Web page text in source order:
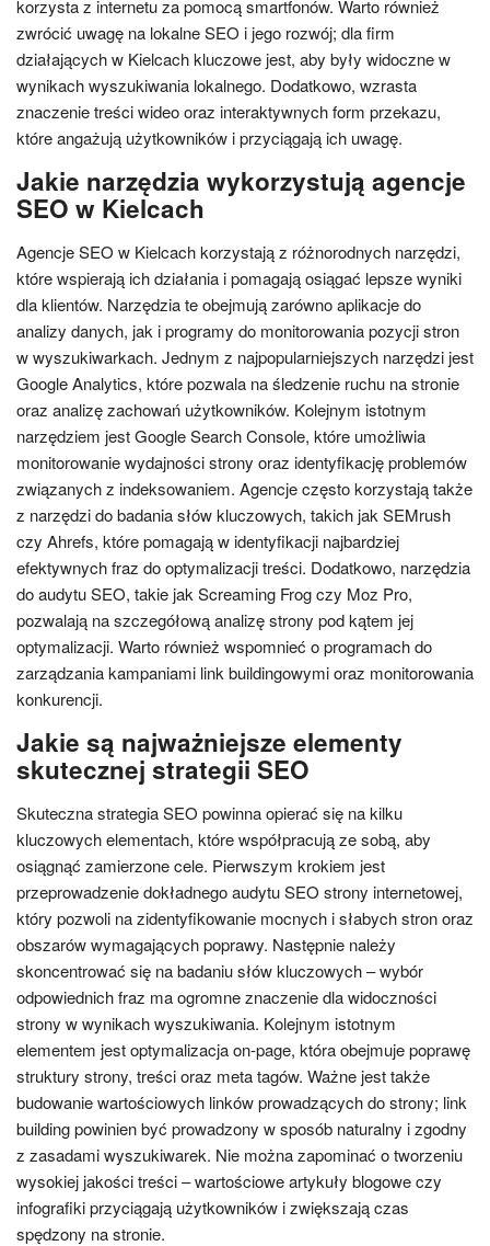
korzysta z internetu za pomocą smartfonów. Warto również
zwrócić uwagę na lokalne SEO i jego rozwój; dla firm
działających w Kielcach kluczowe jest, aby były widoczne w
wynikach wyszukiwania lokalnego. Dodatkowo, wzrasta
znaczenie treści wideo oraz interaktywnych form przekazu,
które angażują użytkowników i przyciągają ich uwagę.
Jakie narzędzia wykorzystują agencje
SEO w Kielcach
Agencje SEO w Kielcach korzystają z różnorodnych narzędzi,
które wspierają ich działania i pomagają osiągać lepsze wyniki
dla klientów. Narzędzia te obejmują zarówno aplikacje do
analizy danych, jak i programy do monitorowania pozycji stron
w wyszukiwarkach. Jednym z najpopularniejszych narzędzi jest
Google Analytics, które pozwala na śledzenie ruchu na stronie
oraz analizę zachowań użytkowników. Kolejnym istotnym
narzędziem jest Google Search Console, które umożliwia
monitorowanie wydajności strony oraz identyfikację problemów
związanych z indeksowaniem. Agencje często korzystają także
z narzędzi do badania słów kluczowych, takich jak SEMrush
czy Ahrefs, które pomagają w identyfikacji najbardziej
efektywnych fraz do optymalizacji treści. Dodatkowo, narzędzia
do audytu SEO, takie jak Screaming Frog czy Moz Pro,
pozwalają na szczegółową analizę strony pod kątem jej
optymalizacji. Warto również wspomnieć o programach do
zarządzania kampaniami link buildingowymi oraz monitorowania
konkurencji.
Jakie są najważniejsze elementy
skutecznej strategii SEO
Skuteczna strategia SEO powinna opierać się na kilku
kluczowych elementach, które współpracują ze sobą, aby
osiągnąć zamierzone cele. Pierwszym krokiem jest
przeprowadzenie dokładnego audytu SEO strony internetowej,
który pozwoli na zidentyfikowanie mocnych i słabych stron oraz
obszarów wymagających poprawy. Następnie należy
skoncentrować się na badaniu słów kluczowych – wybór
odpowiednich fraz ma ogromne znaczenie dla widoczności
strony w wynikach wyszukiwania. Kolejnym istotnym
elementem jest optymalizacja on-page, która obejmuje poprawę
struktury strony, treści oraz meta tagów. Ważne jest także
budowanie wartościowych linków prowadzących do strony; link
building powinien być prowadzony w sposób naturalny i zgodny
z zasadami wyszukiwarek. Nie można zapominać o tworzeniu
wysokiej jakości treści – wartościowe artykuły blogowe czy
infografiki przyciągają użytkowników i zwiększają czas
spędzony na stronie.